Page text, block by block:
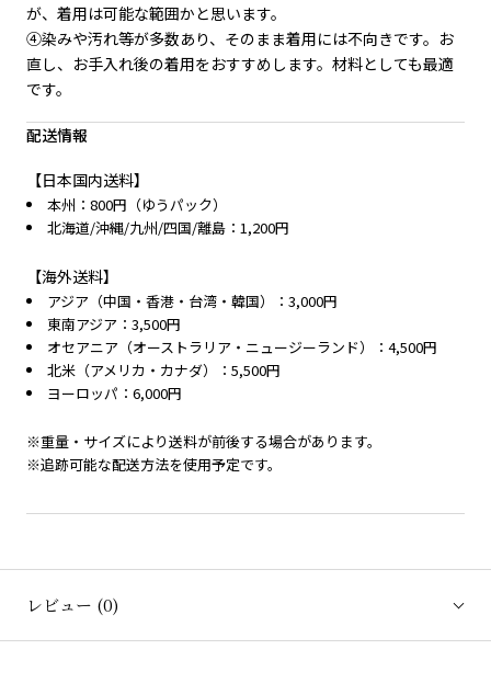
が、着用は可能な範囲かと思います。
④染みや汚れ等が多数あり、そのまま着用には不向きです。お
直し、お手入れ後の着用をおすすめします。材料としても最適
です。
配送情報
【日本国内送料】
本州：800円（ゆうパック）
北海道/沖縄/九州/四国/離島：1,200円
【海外送料】
アジア（中国・香港・台湾・韓国）：3,000円
東南アジア：3,500円
オセアニア（オーストラリア・ニュージーランド）：4,500円
北米（アメリカ・カナダ）：5,500円
ヨーロッパ：6,000円
※重量・サイズにより送料が前後する場合があります。
※追跡可能な配送方法を使用予定です。
レビュー (0)